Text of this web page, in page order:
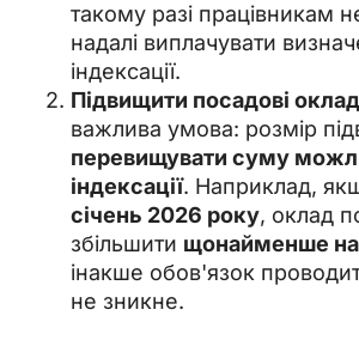
такому разі працівникам
надалі виплачувати
індексації.
Підвищити посадові
важлива умова: розмір
перевищувати суму
індексації. Наприклад,
січень 2026 року, оклад
збільшити щонайменше на
інакше обов'язок
не зникне.